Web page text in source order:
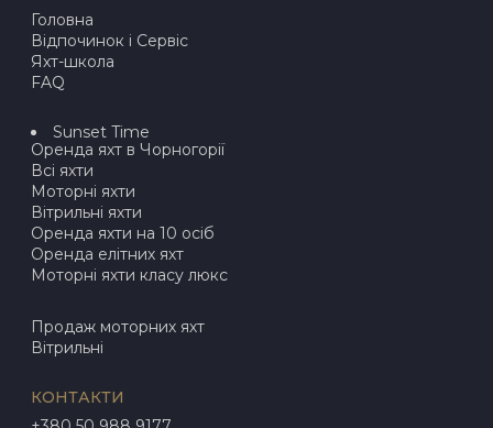
Головна
Відпочинок і Сервіс
Яхт-школа
FAQ
Sunset Time
Оренда яхт в Чорногорії
Всі яхти
Моторні яхти
Вітрильні яхти
Оренда яхти на 10 осіб
Оренда елітних яхт
Моторні яхти класу люкс
Продаж моторних яхт
Вітрильні
КОНТАКТИ